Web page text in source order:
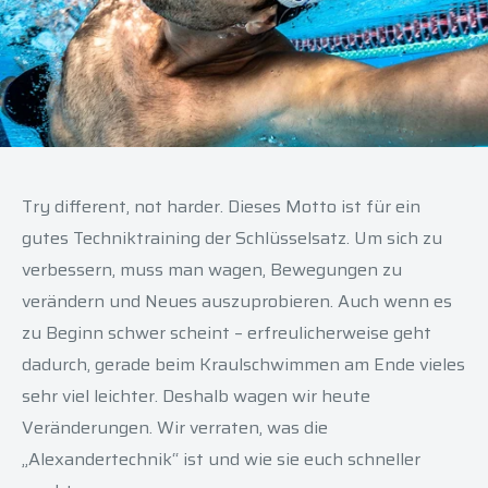
Try different, not harder. Dieses Motto ist für ein
gutes Techniktraining der Schlüsselsatz. Um sich zu
verbessern, muss man wagen, Bewegungen zu
verändern und Neues auszuprobieren. Auch wenn es
zu Beginn schwer scheint – erfreulicherweise geht
dadurch, gerade beim Kraulschwimmen am Ende vieles
sehr viel leichter. Deshalb wagen wir heute
Veränderungen. Wir verraten, was die
„Alexandertechnik“ ist und wie sie euch schneller